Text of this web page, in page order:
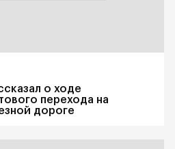
о ходе
перехода на
дороге